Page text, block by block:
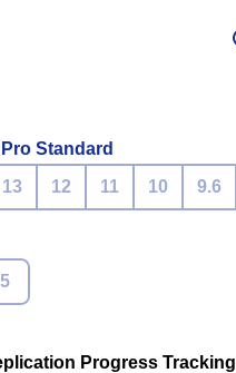
Standard
13
12 11 10 9.6
Progress Tracking